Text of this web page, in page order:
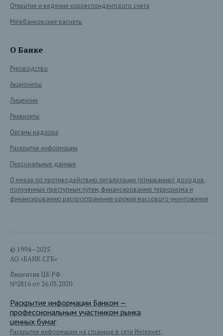
Открытие и ведение корреспондентского счета
Межбанковские расчеты
О Банке
Руководство
Акционеры
Лицензии
Реквизиты
Органы надзора
Раскрытие информации
Персональные данные
О мерах по противодействию легализации (отмыванию) доходов,
полученных преступным путем, финансированию терроризма и
финансированию распространения оружия массового уничтожения
© 1994—2025
АО «БАНК СГБ»
Лицензия ЦБ РФ
№2816 от 26.03.2020
Раскрытие информации Банком —
профессиональным участником рынка
ценных бумаг
Раскрытие информации на странице в сети Интернет,